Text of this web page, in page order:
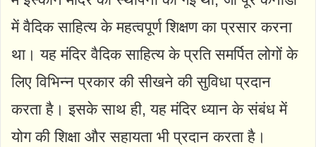
में वैदिक साहित्य के महत्वपूर्ण शिक्षण का प्रसार करना
था। यह मंदिर वैदिक साहित्य के प्रति समर्पित लोगों के
लिए विभिन्न प्रकार की सीखने की सुविधा प्रदान
करता है। इसके साथ ही, यह मंदिर ध्यान के संबंध में
योग की शिक्षा और सहायता भी प्रदान करता है।